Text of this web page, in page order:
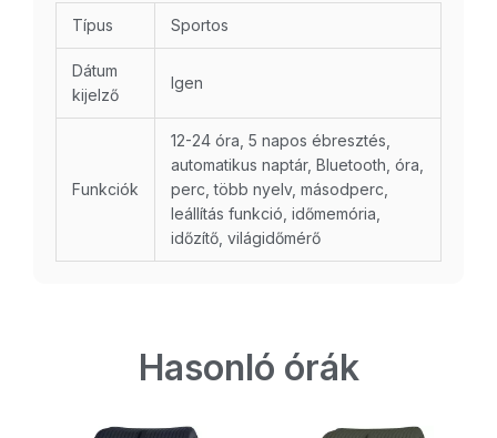
Típus Sportos
Dátum
kijelző
Igen
Funkciók
12-24 óra, 5 napos ébresztés,
automatikus naptár, Bluetooth, óra,
perc, több nyelv, másodperc,
leállítás funkció, időmemória,
időzítő, világidőmérő
Hasonló órák